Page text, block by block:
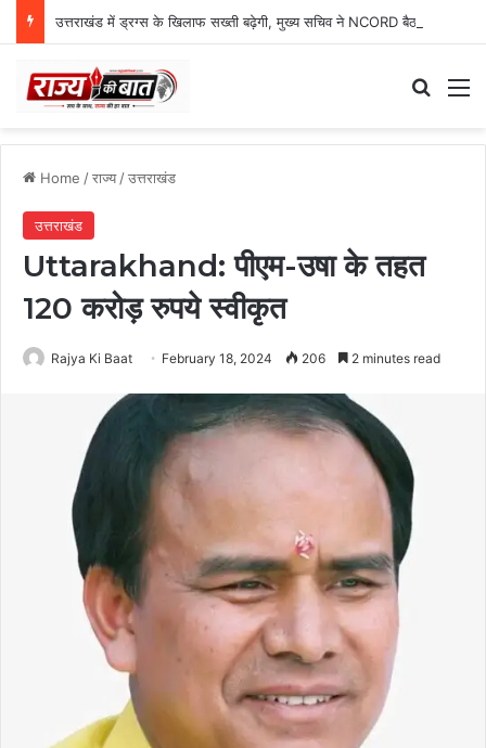
Home /राज्य/उत्तराखंड
उत्तराखंड
Uttarakhand: पीएम-उषा के तहत
120 करोड़ रुपये स्वीकृत
Rajya Ki Baat February 18, 2024 206 2 minutes read